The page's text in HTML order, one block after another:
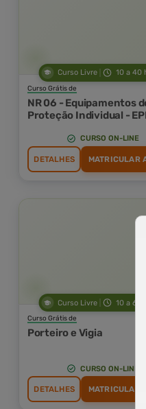
Curso Livre 10 a 40
Curso Grátis de
NR 06 - Equipamentos
Proteção Individual -
CURSO ON-LINE
DETALHES MATRICULAR
Curso Livre 10 a 60
Curso Grátis de
Porteiro e Vigia
CURSO ON-LINE
DETALHES MATRICULAR